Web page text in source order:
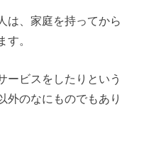
は、家庭を持ってから
す。
ービスをしたりという
外のなにものでもあり